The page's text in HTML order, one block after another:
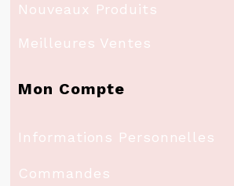
Nouveaux Produits
Meilleures Ventes
Mon Compte
Informations Personnelles
Commandes